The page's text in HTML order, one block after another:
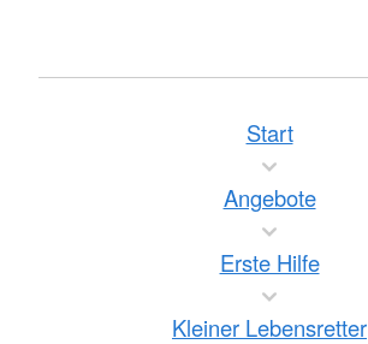
Start
Angebote
Erste Hilfe
Kleiner Lebensretter